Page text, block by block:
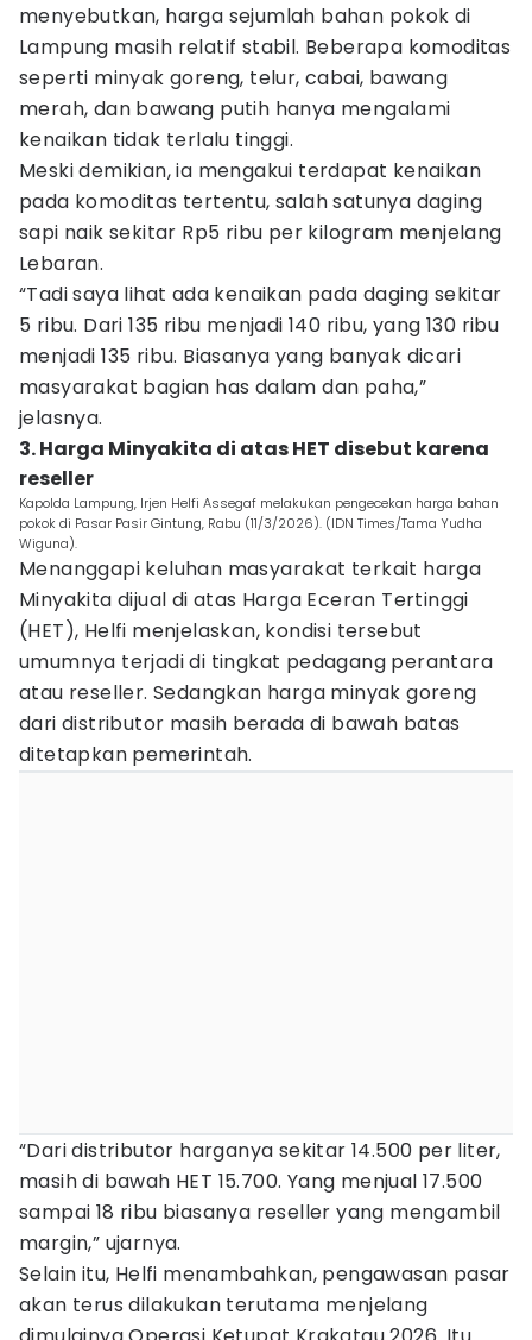
menyebutkan, harga sejumlah bahan pokok di
Lampung masih relatif stabil. Beberapa komoditas
seperti minyak goreng, telur, cabai, bawang
merah, dan bawang putih hanya mengalami
kenaikan tidak terlalu tinggi.
Meski demikian, ia mengakui terdapat kenaikan
pada komoditas tertentu, salah satunya daging
sapi naik sekitar Rp5 ribu per kilogram menjelang
Lebaran.
“Tadi saya lihat ada kenaikan pada daging sekitar
5 ribu. Dari 135 ribu menjadi 140 ribu, yang 130 ribu
menjadi 135 ribu. Biasanya yang banyak dicari
masyarakat bagian has dalam dan paha,”
jelasnya.
3. Harga Minyakita di atas HET disebut karena
reseller
Kapolda Lampung, Irjen Helfi Assegaf melakukan pengecekan harga bahan
pokok di Pasar Pasir Gintung, Rabu (11/3/2026). (IDN Times/Tama Yudha
Wiguna).
Menanggapi keluhan masyarakat terkait harga
Minyakita dijual di atas Harga Eceran Tertinggi
(HET), Helfi menjelaskan, kondisi tersebut
umumnya terjadi di tingkat pedagang perantara
atau reseller. Sedangkan harga minyak goreng
dari distributor masih berada di bawah batas
ditetapkan pemerintah.
“Dari distributor harganya sekitar 14.500 per liter,
masih di bawah HET 15.700. Yang menjual 17.500
sampai 18 ribu biasanya reseller yang mengambil
margin,” ujarnya.
Selain itu, Helfi menambahkan, pengawasan pasar
akan terus dilakukan terutama menjelang